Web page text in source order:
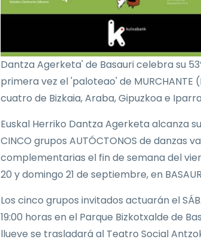
Dantza Agerketa' de Basauri celebra su
primera vez el 'paloteao' de
cuatro de Bizkaia, Araba, Gipuzkoa e
Euskal Herriko Dantza Agerketa alcanza
CINCO grupos AUTÓCTONOS de danzas
complementarias el fin de semana del
20 y domingo 21 de septiembre, en
Los cinco grupos invitados actuarán el
19:00 horas en el Parque Bizkotxalde de
llueve se trasladará al Teatro Social